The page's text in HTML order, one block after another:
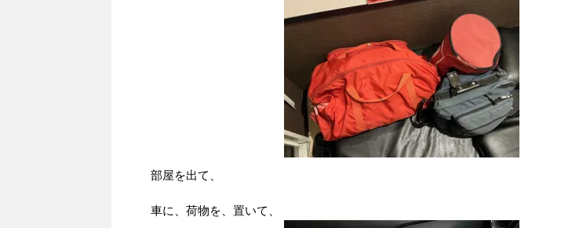
部屋を出て、
車に、荷物を、置いて、